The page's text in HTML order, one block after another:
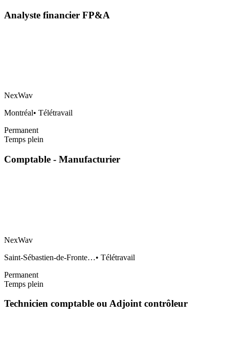
Analyste financier FP&A
NexWav
Montréal• Télétravail
Permanent
Temps plein
Comptable - Manufacturier
NexWav
Saint-Sébastien-de-Fronte…• Télétravail
Permanent
Temps plein
Technicien comptable ou Adjoint contrôleur